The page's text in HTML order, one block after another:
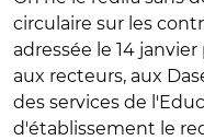
circulaire sur les
adressée le 14
aux recteurs, aux
des services de
d'établissement le